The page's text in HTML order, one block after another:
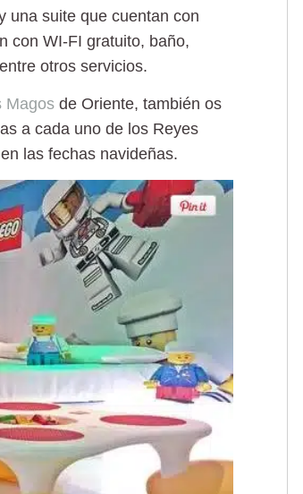
una suite que cuentan con
con WI-FI gratuito, baño,
otros servicios.
Magos de Oriente, también os
a cada uno de los Reyes
las fechas navideñas.